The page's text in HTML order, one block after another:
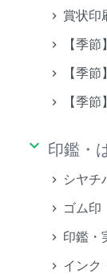
賞状印
【季
【季
【季
keyboard_arrow_down 印鑑・
シヤチ
ゴム印
印鑑・
インク